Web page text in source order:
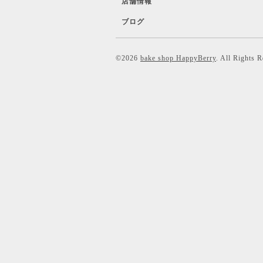
ブログ
©2026 bake shop HappyBerry. All Rights